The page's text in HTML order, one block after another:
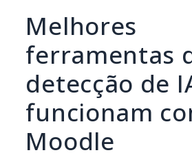
Melhores
ferramentas
detecção de
funcionam
Moodle